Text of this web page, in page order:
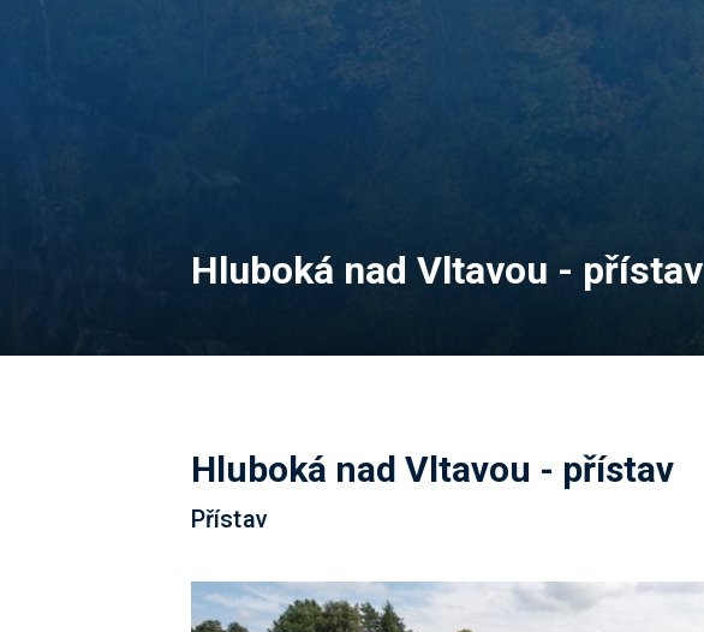
Hluboká nad Vltavou - přístav
Hluboká nad Vltavou - přístav
Přístav